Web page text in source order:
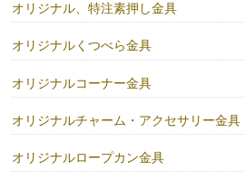
オリジナル、特注素押し金具
オリジナルくつべら金具
オリジナルコーナー金具
オリジナルチャーム・アクセサリー金具
オリジナルロープカン金具